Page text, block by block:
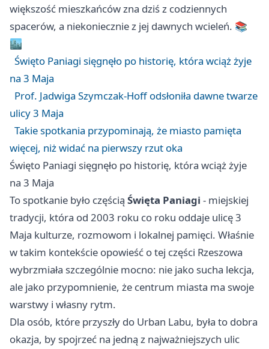
większość mieszkańców zna dziś z codziennych
spacerów, a niekoniecznie z jej dawnych wcieleń. 📚
🏙️
Święto Paniagi sięgnęło po historię, która wciąż żyje
na 3 Maja
Prof. Jadwiga Szymczak-Hoff odsłoniła dawne twarze
ulicy 3 Maja
Takie spotkania przypominają, że miasto pamięta
więcej, niż widać na pierwszy rzut oka
Święto Paniagi sięgnęło po historię, która wciąż żyje
na 3 Maja
To spotkanie było częścią Święta Paniagi - miejskiej
tradycji, która od 2003 roku co roku oddaje ulicę 3
Maja kulturze, rozmowom i lokalnej pamięci. Właśnie
w takim kontekście opowieść o tej części Rzeszowa
wybrzmiała szczególnie mocno: nie jako sucha lekcja,
ale jako przypomnienie, że centrum miasta ma swoje
warstwy i własny rytm.
Dla osób, które przyszły do Urban Labu, była to dobra
okazja, by spojrzeć na jedną z najważniejszych ulic